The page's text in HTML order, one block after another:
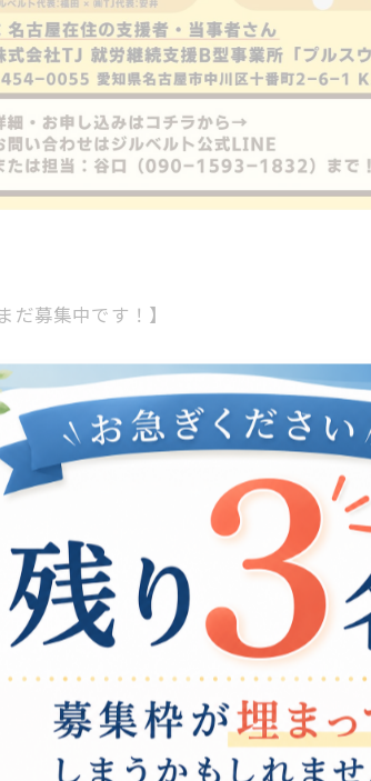
だ募集中です！】
だまだ募集中です！
ります。
一覧に戻る